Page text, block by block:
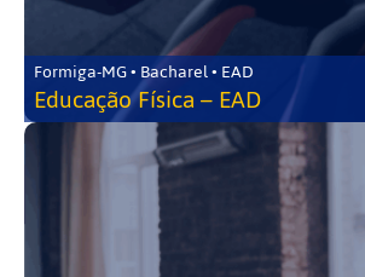
Formiga-MG • Bacharel • EAD
Educação Física – EAD